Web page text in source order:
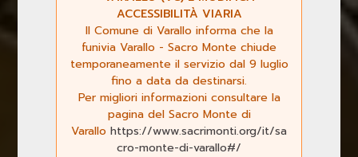
ACCESSIBILITÀ VIARIA
Il Comune di Varallo informa che la
funivia Varallo - Sacro Monte chiude
temporaneamente il servizio dal 9 luglio
fino a data da destinarsi.
Per migliori informazioni consultare la
pagina del Sacro Monte di
Varallo https://www.sacrimonti.org/it/sa
cro-monte-di-varallo#/